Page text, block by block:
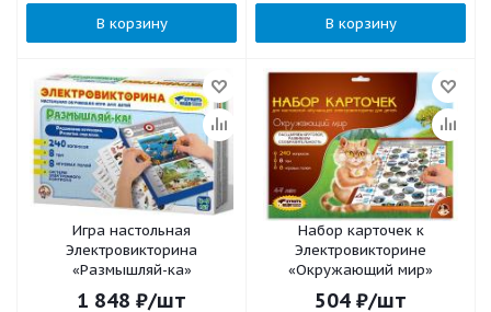
В корзину В корзину
Игра настольная
Электровикторина
«Размышляй-ка»
1 848 ₽/шт
Набор карточек к
Электровикторине
«Окружающий мир»
504 ₽/шт